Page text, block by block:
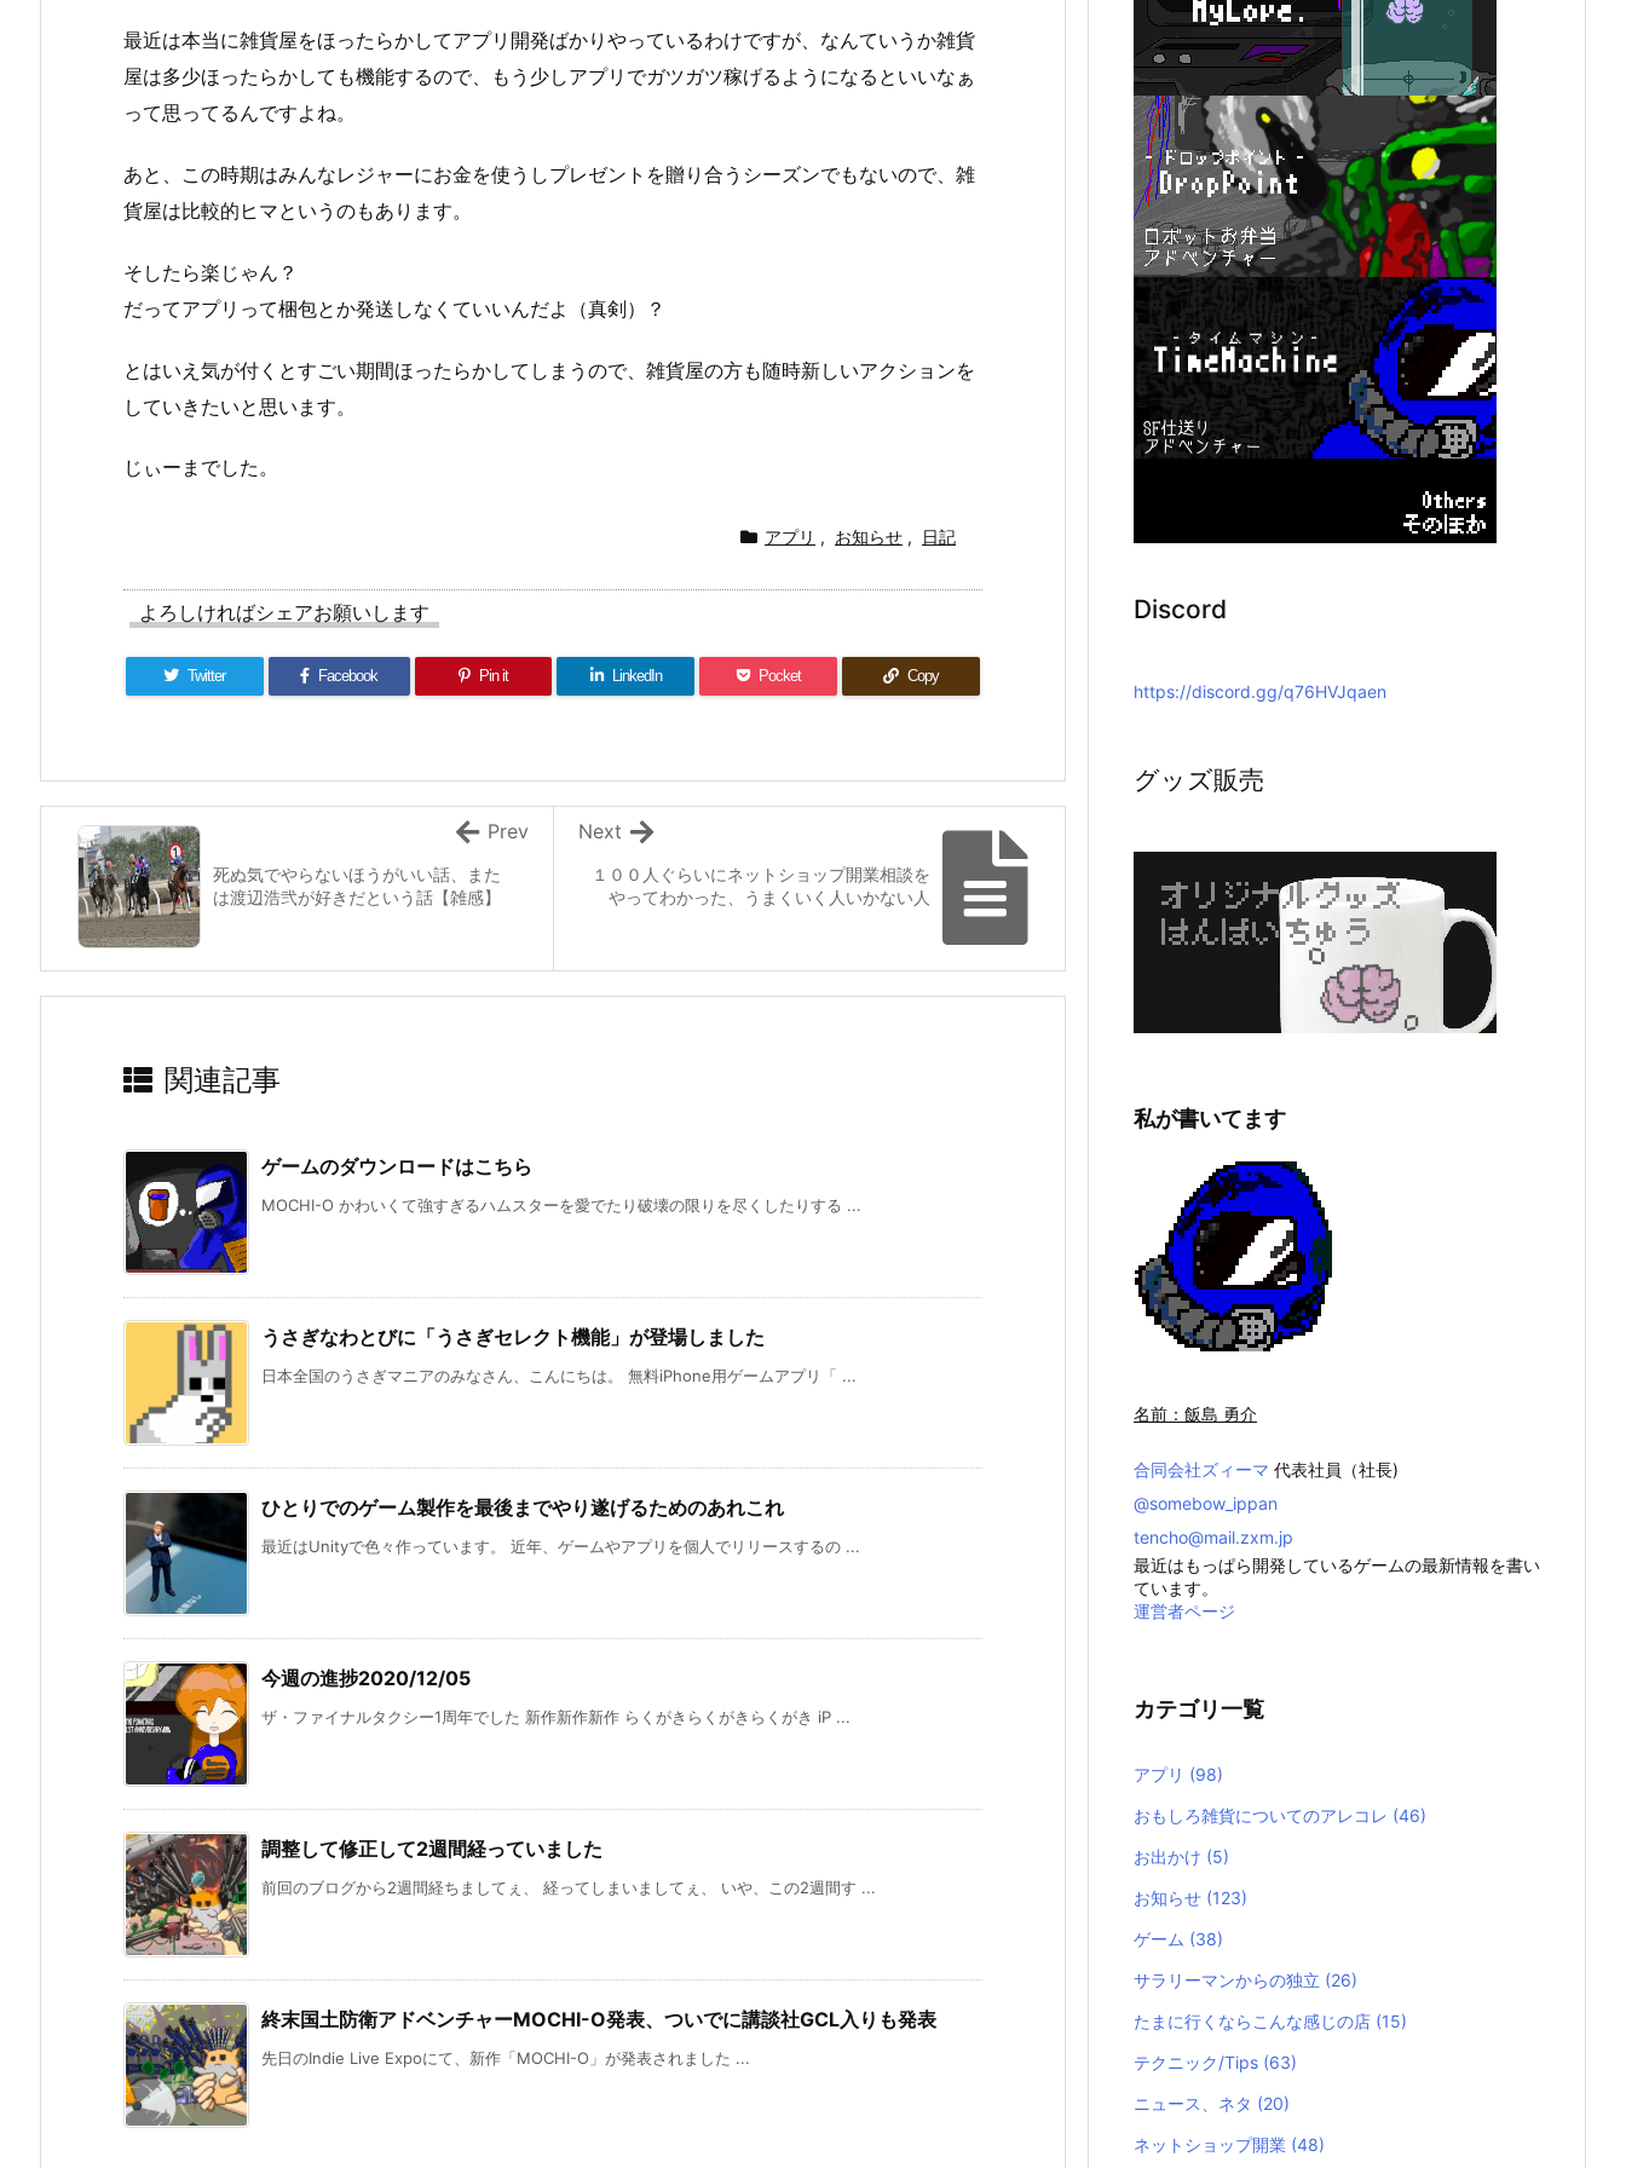
最近は本当に雑貨屋をほったらかしてアプリ開発ばかりやっているわけですが、なんていうか雑貨
屋は多少ほったらかしても機能するので、もう少しアプリでガツガツ稼げるようになるといいなぁ
って思ってるんですよね。
あと、この時期はみんなレジャーにお金を使うしプレゼントを贈り合うシーズンでもないので、雑
貨屋は比較的ヒマというのもあります。
そしたら楽じゃん？
だってアプリって梱包とか発送しなくていいんだよ（真剣）？
とはいえ気が付くとすごい期間ほったらかしてしまうので、雑貨屋の方も随時新しいアクションを
していきたいと思います。
じぃーまでした。
アプリ , お知らせ , 日記
よろしければシェアお願いします
Twitter Facebook Pin it LinkedIn Pocket Copy
１００人ぐらいにネットショップ開業相談を
やってわかった、うまくいく人いかない人
Next
死ぬ気でやらないほうがいい話、また
は渡辺浩弐が好きだという話【雑感】
Prev
関連記事
ゲームのダウンロードはこちら
MOCHI-O かわいくて強すぎるハムスターを愛でたり破壊の限りを尽くしたりする ...
うさぎなわとびに「うさぎセレクト機能」が登場しました
日本全国のうさぎマニアのみなさん、こんにちは。 無料iPhone用ゲームアプリ「 ...
ひとりでのゲーム製作を最後までやり遂げるためのあれこれ
最近はUnityで色々作っています。 近年、ゲームやアプリを個人でリリースするの ...
今週の進捗2020/12/05
ザ・ファイナルタクシー1周年でした 新作新作新作 らくがきらくがきらくがき iP ...
調整して修正して2週間経っていました
前回のブログから2週間経ちましてぇ、 経ってしまいましてぇ、 いや、この2週間す ...
終末国土防衛アドベンチャーMOCHI-O発表、ついでに講談社GCL入りも発表
先日のIndie Live Expoにて、新作「MOCHI-O」が発表されました ...
Discord
https://discord.gg/q76HVJqaen
グッズ販売
私が書いてます
名前：飯島 勇介
合同会社ズィーマ 代表社員（社長)
@somebow_ippan
tencho@mail.zxm.jp
最近はもっぱら開発しているゲームの最新情報を書い
ています。
運営者ページ
カテゴリ一覧
アプリ (98)
おもしろ雑貨についてのアレコレ (46)
お出かけ (5)
お知らせ (123)
ゲーム (38)
サラリーマンからの独立 (26)
たまに行くならこんな感じの店 (15)
テクニック/Tips (63)
ニュース、ネタ (20)
ネットショップ開業 (48)